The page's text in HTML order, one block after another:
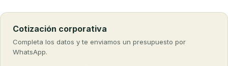
Cotización corporativa
Completa los datos y te enviamos un presupuesto por
WhatsApp.